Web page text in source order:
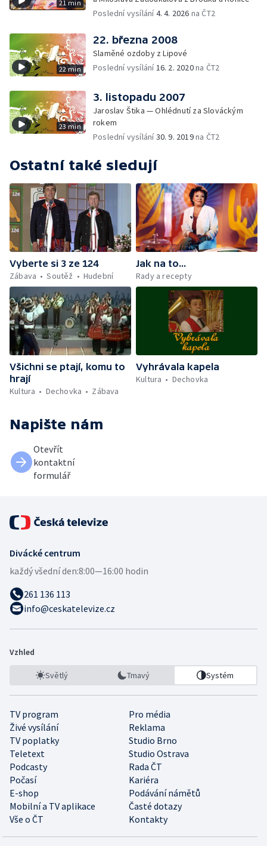
21 min
Poslední vysílání4. 4. 2026 na ČT2
22 min
22. března 2008
Slaměné ozdoby z Lipové
Poslední vysílání16. 2. 2020na ČT2
23 min
3. listopadu 2007
Jaroslav Štika — Ohlédnutí za Slováckým
rokem
Poslední vysílání30. 9. 2019na ČT2
Ostatní také sledují
Vyberte si 3 ze 124
Zábava
Soutěž Hudební
Jak na to...
Rady a recepty
Všichni se ptají, komu to
hrají
Kultura
Dechovka Zábava
Vyhrávala kapela
Kultura
Dechovka
Napište nám
Otevřít
kontaktní
formulář
Divácké centrum
každý všední den:8:00—16:00 hodin
261 136 113
info@ceskatelevize.cz
Vzhled
Světlý Tmavý Systém
TV program
Pro média
Živé vysílání
Reklama
TV poplatky
Studio Brno
Teletext
Studio Ostrava
Podcasty
Rada ČT
Počasí
Kariéra
E-shop
Podávání námětů
Mobilní a TV aplikace
Časté dotazy
Vše o ČT
Kontakty